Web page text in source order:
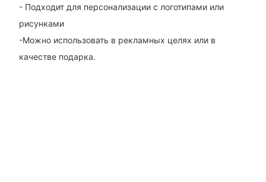
- Подходит для персонализации с логотипами или
рисунками
-Можно использовать в рекламных целях или в
качестве подарка.